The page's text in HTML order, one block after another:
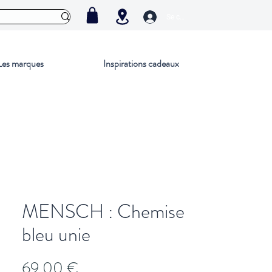
marques Inspirations cadeaux
MENSCH : Chemise
bleu unie